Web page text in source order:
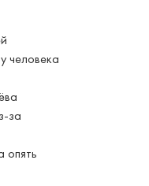
человека
за
опять